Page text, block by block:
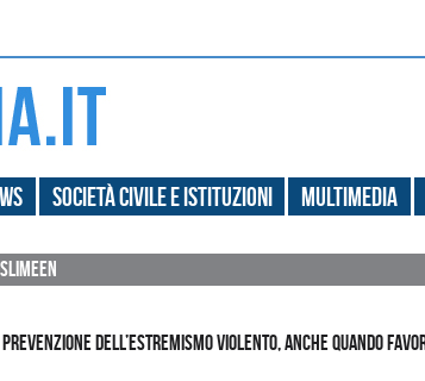
Società civile e Istituzioni Multimedia
dell’Estremismo violento, anche quando